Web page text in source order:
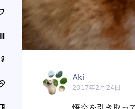
Aki
2017年2月24日